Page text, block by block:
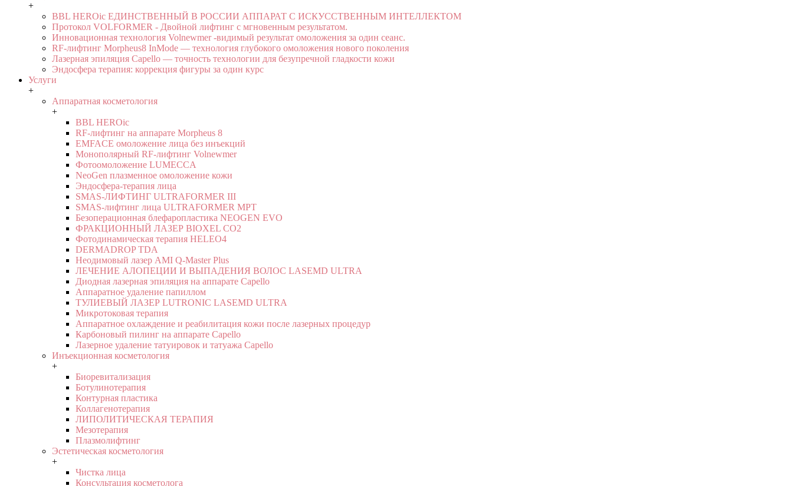
+
BBL HEROic ЕДИНСТВЕННЫЙ В РОССИИ АППАРАТ С ИСКУССТВЕННЫМ ИНТЕЛЛЕКТОМ
Протокол VOLFORMER - Двойной лифтинг с мгновенным результатом.
Инновационная технология Volnewmer -видимый результат омоложения за один сеанс.
RF-лифтинг Morpheus8 InMode — технология глубокого омоложения нового поколения
Лазерная эпиляция Capello — точность технологии для безупречной гладкости кожи
Эндосфера терапия: коррекция фигуры за один курс
Услуги
+
Аппаратная косметология
+
BBL HEROic
RF-лифтинг на аппарате Morpheus 8
EMFACE омоложение лица без инъекций
Монополярный RF-лифтинг Volnewmer
Фотоомоложение LUMECCA
NeoGen плазменное омоложение кожи
Эндосфера-терапия лица
SMAS-ЛИФТИНГ ULTRAFORMER III
SMAS-лифтинг лица ULTRAFORMER MPT
Безоперационная блефаропластика NEOGEN EVO
ФРАКЦИОННЫЙ ЛАЗЕР BIOXEL CO2
Фотодинамическая терапия HELEO4
DERMADROP TDA
Неодимовый лазер AMI Q-Master Plus
ЛЕЧЕНИЕ АЛОПЕЦИИ И ВЫПАДЕНИЯ ВОЛОС LASEMD ULTRA
Диодная лазерная эпиляция на аппарате Capello
Аппаратное удаление папиллом
ТУЛИЕВЫЙ ЛАЗЕР LUTRONIC LASEMD ULTRA
Микротоковая терапия
Аппаратное охлаждение и реабилитация кожи после лазерных процедур
Карбоновый пилинг на аппарате Capello
Лазерное удаление татуировок и татуажа Capello
Инъекционная косметология
+
Биоревитализация
Ботулинотерапия
Контурная пластика
Коллагенотерапия
ЛИПОЛИТИЧЕСКАЯ ТЕРАПИЯ
Мезотерапия
Плазмолифтинг
Эстетическая косметология
+
Чистка лица
Консультация косметолога